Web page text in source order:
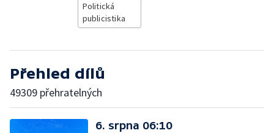
Politická
publicistika
Přehled dílů
49309 přehratelných
6. srpna 06:10